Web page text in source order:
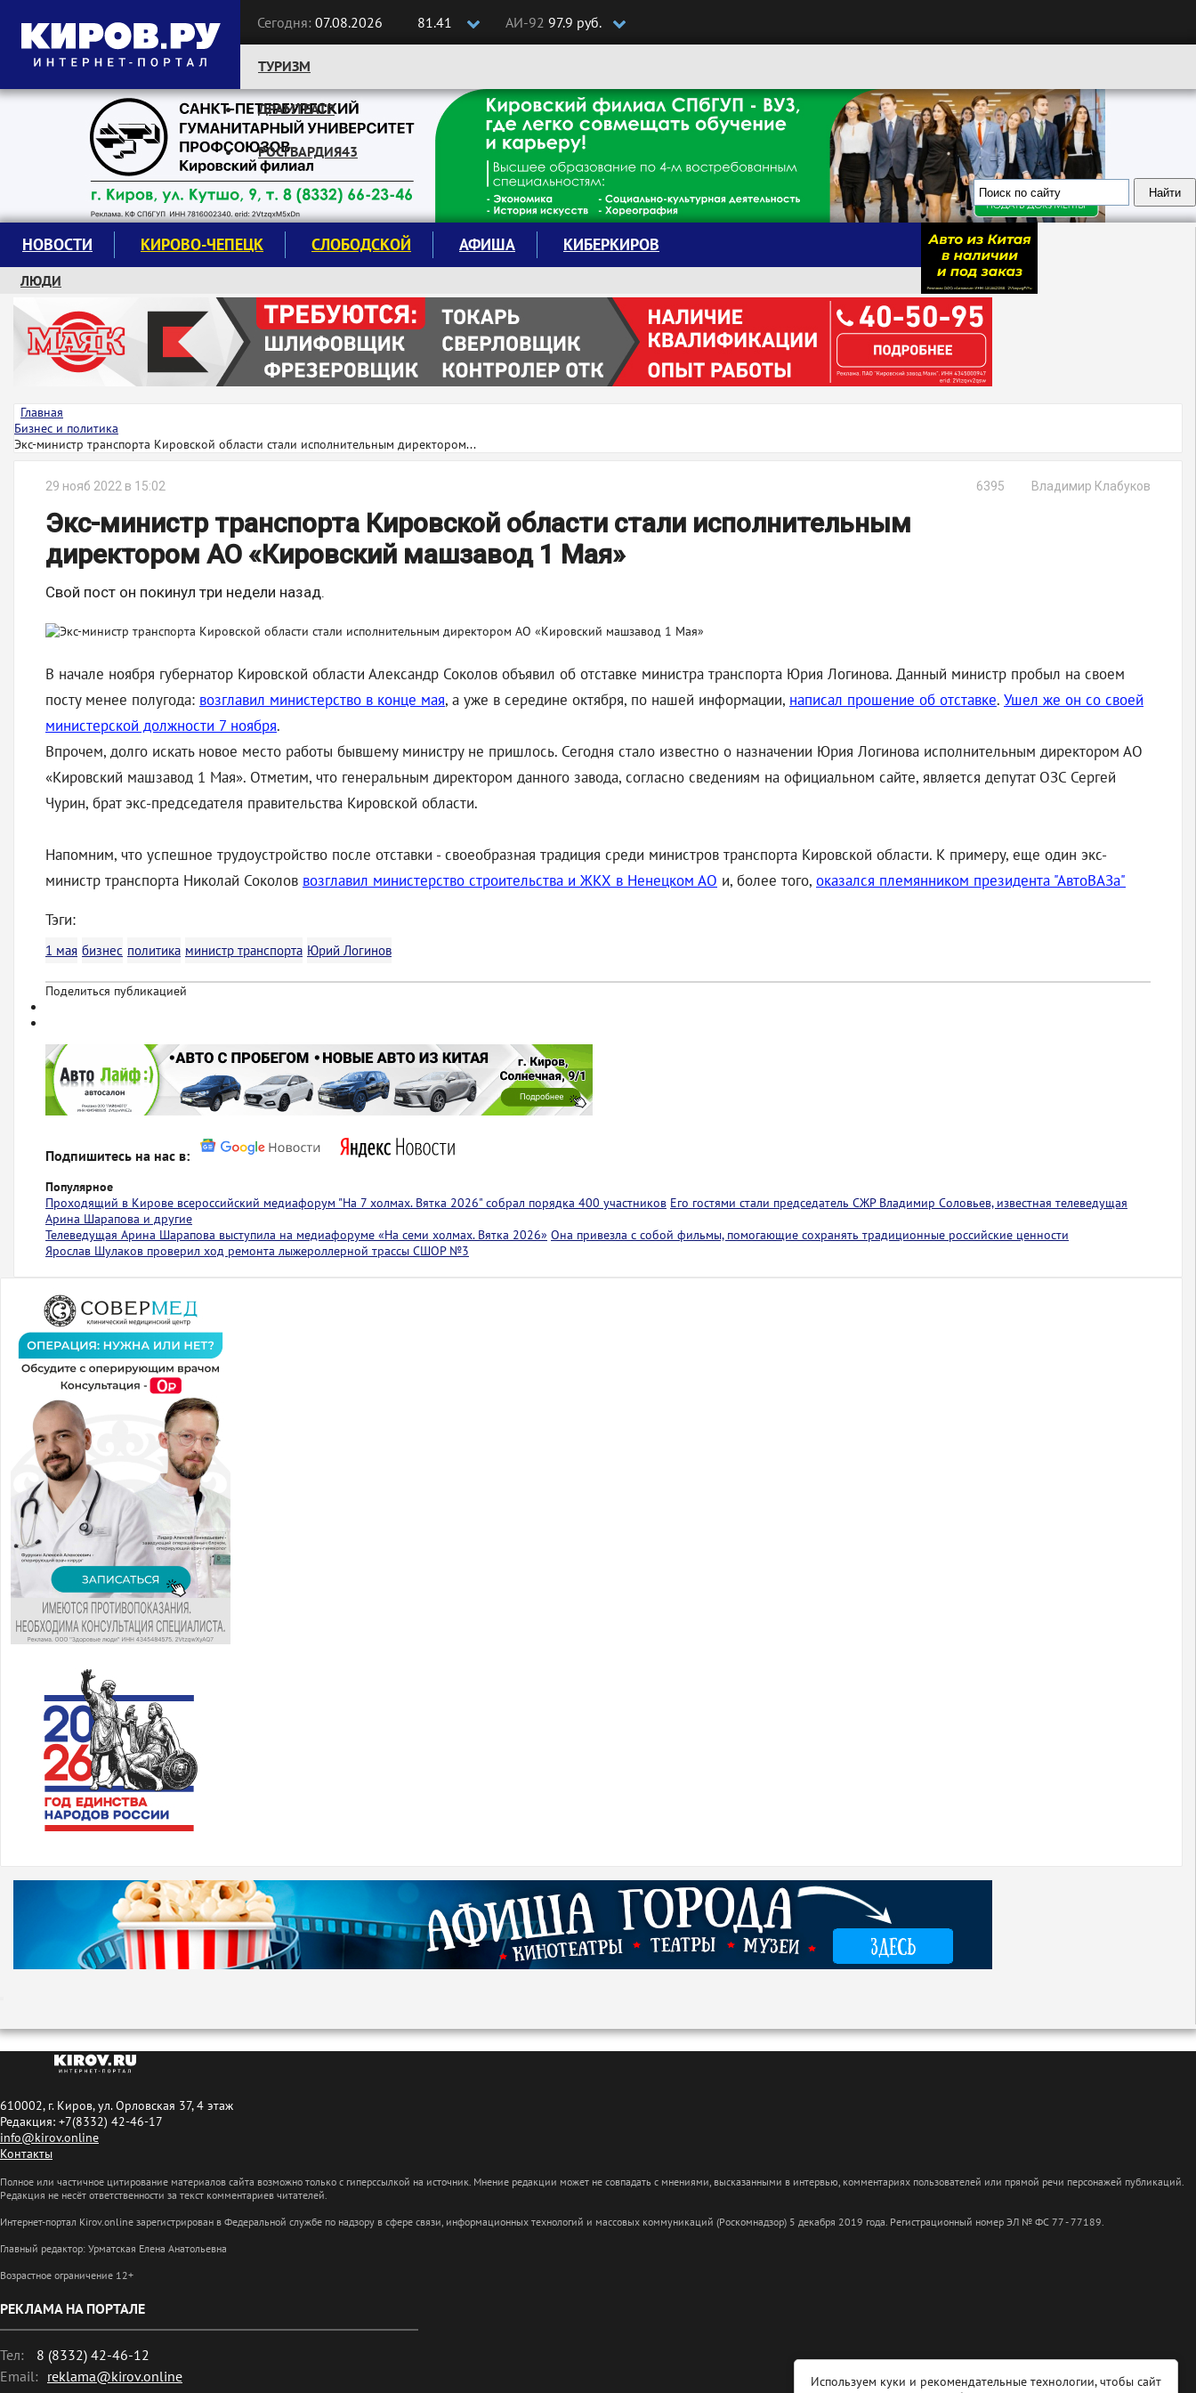
Сегодня: 07.08.2026 81.41 АИ-92 97.9 руб.
Следите за новостями:
ТУРИЗМ
ДРАМТЕАТР
РОСГВАРДИЯ43
НОВОСТИ КИРОВО-ЧЕПЕЦК СЛОБОДСКОЙ АФИША КИБЕРКИРОВ
ЛЮДИ
КРУЖКИ И СЕКЦИИ
ЗАВОДУ "МАЯК" 85 ЛЕТ
ЭКОЛОГИЯ
Главная
Бизнес и политика
Экс-министр транспорта Кировской области стали исполнительным директором...
29 нояб 2022 в 15:02 Владимир Клабуков
6395
Экс-министр транспорта Кировской области стали исполнительным
директором АО «Кировский машзавод 1 Мая»
Свой пост он покинул три недели назад.
В начале ноября губернатор Кировской области Александр Соколов объявил об отставке министра транспорта Юрия Логинова. Данный министр пробыл на своем
посту менее полугода: возглавил министерство в конце мая, а уже в середине октября, по нашей информации, написал прошение об отставке. Ушел же он со своей
министерской должности 7 ноября.
Впрочем, долго искать новое место работы бывшему министру не пришлось. Сегодня стало известно о назначении Юрия Логинова исполнительным директором АО
«Кировский машзавод 1 Мая». Отметим, что генеральным директором данного завода, согласно сведениям на официальном сайте, является депутат ОЗС Сергей
Чурин, брат экс-председателя правительства Кировской области.
Напомним, что успешное трудоустройство после отставки - своеобразная традиция среди министров транспорта Кировской области. К примеру, еще один экс-
министр транспорта Николай Соколов возглавил министерство строительства и ЖКХ в Ненецком АО и, более того, оказался племянником президента "АвтоВАЗа"
Тэги:
1 мая бизнес политика министр транспорта Юрий Логинов
Поделиться публикацией
Подпишитесь на нас в:
Популярное
Проходящий в Кирове всероссийский медиафорум "На 7 холмах. Вятка 2026" собрал порядка 400 участников Его гостями стали председатель СЖР Владимир Соловьев, известная телеведущая
Арина Шарапова и другие
Телеведущая Арина Шарапова выступила на медиафоруме «На семи холмах. Вятка 2026» Она привезла с собой фильмы, помогающие сохранять традиционные российские ценности
Ярослав Шулаков проверил ход ремонта лыжероллерной трассы СШОР №3
610002, г. Киров, ул. Орловская 37, 4 этаж
Редакция: +7(8332) 42-46-17
info@kirov.online
Контакты
Полное или частичное цитирование материалов сайта возможно только с гиперссылкой на источник. Мнение редакции может не совпадать с мнениями, высказанными в интервью, комментариях пользователей или прямой речи персонажей публикаций.
Редакция не несёт ответственности за текст комментариев читателей.
Интернет-портал Kirov.online зарегистрирован в Федеральной службе по надзору в сфере связи, информационных технологий и массовых коммуникаций (Роскомнадзор) 5 декабря 2019 года. Регистрационный номер ЭЛ № ФС 77 - 77189.
Главный редактор: Урматская Елена Анатольевна
Возрастное ограничение 12+
РЕКЛАМА НА ПОРТАЛЕ
Тел:
8 (8332) 42-46-12
Email: reklama@kirov.online
Используем куки и рекомендательные технологии, чтобы сайт